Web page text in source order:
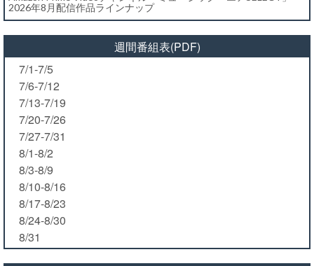
2026年8月配信作品ラインナップ
週間番組表(PDF)
7/1-7/5
7/6-7/12
7/13-7/19
7/20-7/26
7/27-7/31
8/1-8/2
8/3-8/9
8/10-8/16
8/17-8/23
8/24-8/30
8/31